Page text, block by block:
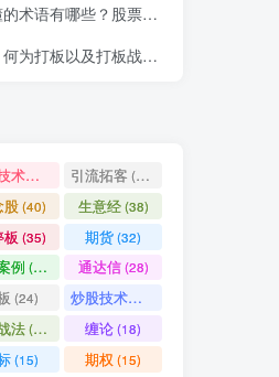
股票分时水上、水下是什么意思？
板以及打板战法的精髓
炒股技术指标 (48)引流拓客 (46)
股(40) 生意经(38)
板 (35) 期货(32)
例 (30) 通达信(28)
(24) 炒股技术形态
法(20) 缠论(18)
(15) 期权 (15)